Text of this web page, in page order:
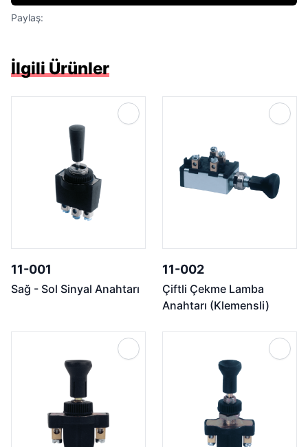
Paylaş:
İlgili Ürünler
11-001
Sağ - Sol Sinyal Anahtarı
11-002
Çiftli Çekme Lamba
Anahtarı (Klemensli)